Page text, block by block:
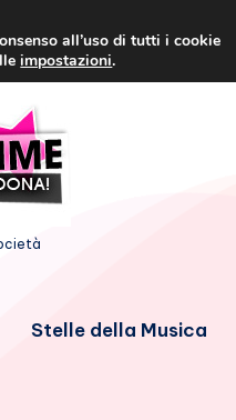
Stelle della Musica
all’uso di tutti i cookie
impostazioni.